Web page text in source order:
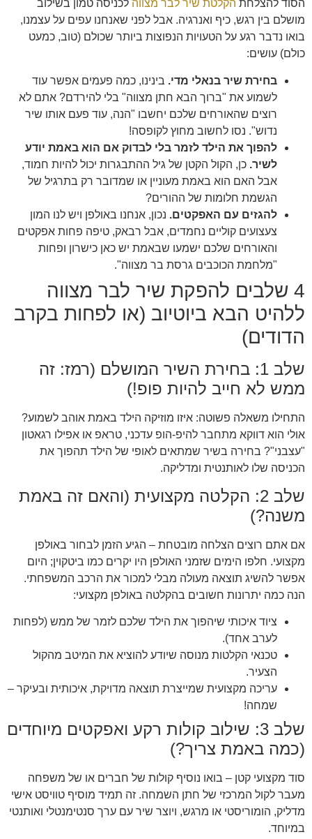
הסוד להצלחת הקלטת שיר לבר מצווה לכניסה טמון בשילוב
מושלם בין רגש, כיף ואנרגיה. אבל לפני שאנחנו עפים על עצמנו,
בואו נדבר רגע על הטעויות הנפוצות ביותר שכולם (טוב, כמעט
כולם) עושים:
בחירת שיר בנאלי מדי. בינינו, כמה פעמים אפשר עוד
לשמוע את "ברוך הבא חתן מצווה" בלי להירדם? אתם לא
רוצים שהאורחים שלכם יחשבו "הנה, עוד פעם אותו שיר
נדוש". נסו לחשוב מחוץ לקופסה!
להפוך את הילד לזמר בלי לבדוק אם הוא באמת יודע
לשיר. כן, הקול הקטן של גיל ההתבגרות יכול להיות חמוד,
אבל האם הוא באמת מעוניין או שמדובר רק בתרגיל של
הגשמת חלומות של ההורים?
להגזים עם האפקטים. נכון, אנחנו באולפן ויש לנו המון
צעצועים קוליים נחמדים, אבל רבאק, טיפה פחות אפקטים
והאורחים שלכם ישמעו שבאמת יש כאן כישרון ופחות
"מלחמת הכוכבים גרסת בר מצווה".
4 שלבים להפקת שיר לבר מצווה
ללהיט הבא ביוטיוב (או לפחות בקרב
הדודים)
שלב 1: בחירת השיר המושלם (רמז: זה
ממש לא חייב להיות פופ!)
התחילו משאלה פשוטה: איזו מוזיקה הילד באמת אוהב לשמוע?
אולי הוא דווקא מתחבר להיפ-הופ עדכני, טראפ או אפילו רגאטון
"עצבני"? בחירה בשיר שמתאים לאופי של הילד תהפוך את
הכניסה שלו לאותנטית ומדליקה.
שלב 2: הקלטה מקצועית (והאם זה באמת
משנה?)
אם אתם רוצים הצלחה מובטחת – הגיע הזמן לבחור באולפן
מקצועי. חלפו הימים שזמני האולפן היו יקרים כמו ביטקוין; היום
אפשר להשיג תוצאה מעולה מבלי למכור את הרכב המשפחתי.
הנה כמה יתרונות חשובים בהקלטה באולפן מקצועי:
ציוד איכותי שיהפוך את הילד שלכם לזמר של ממש (לפחות
לערב אחד).
טכנאי הקלטות מנוסה שיודע להוציא את המיטב מהקול
הצעיר.
עריכה מקצועית שמייצרת תוצאה מדויקת, איכותית ובעיקר –
שמחה!
שלב 3: שילוב קולות רקע ואפקטים מיוחדים
(כמה באמת צריך?)
סוד מקצועי קטן – בואו נוסיף קולות של חברים או של משפחה
מעבר לקול המרכזי של חתן השמחה. זה תמיד מוסיף טוויסט אישי
מדליק, הומוריסטי או מרגש, ויוצר שיר עם ערך סנטימנטלי ואותנטי
במיוחד.